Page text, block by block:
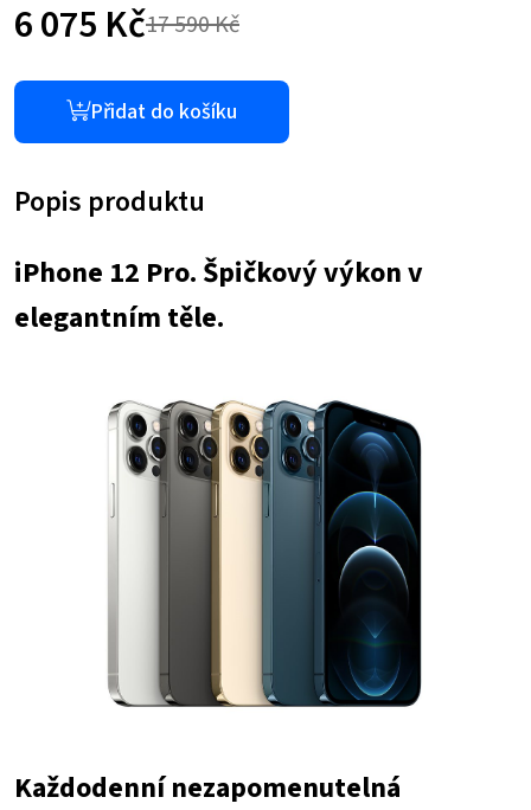
17 590Kč
Původní
cena
byla:
17
590 Kč.
6 075 Kč
Aktuální
cena
je:
6
075 Kč.
Přidat do košíku
Popis produktu
iPhone 12 Pro. Špičkový výkon v
elegantním těle.
Každodenní nezapomenutelná